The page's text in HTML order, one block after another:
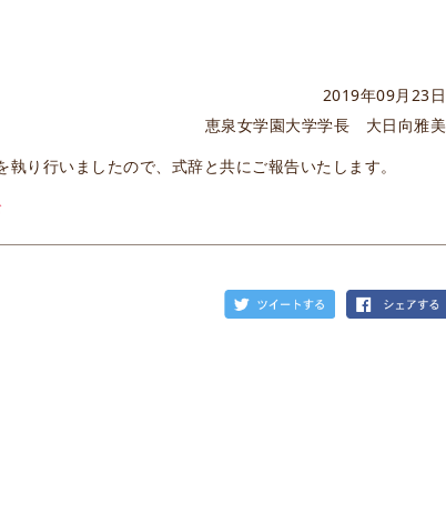
2019年09月23日
恵泉女学園大学学長 大日向雅美
り行いましたので、式辞と共にご報告いたします。